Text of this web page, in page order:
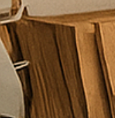
ר
ו
ת
כ
ם